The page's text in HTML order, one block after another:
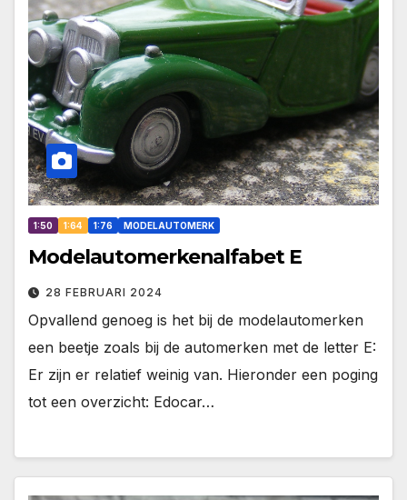
1:50 1:64 1:76 MODELAUTOMERK
Modelautomerkenalfabet E
28 FEBRUARI 2024
Opvallend genoeg is het bij de modelautomerken
een beetje zoals bij de automerken met de letter E:
Er zijn er relatief weinig van. Hieronder een poging
tot een overzicht: Edocar…